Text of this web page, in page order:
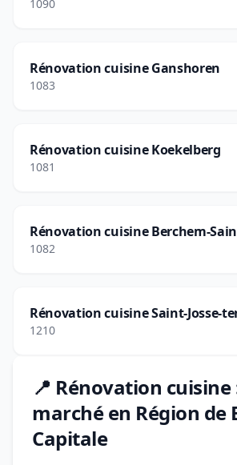
1090
Rénovation cuisine Ganshoren
1083
Rénovation cuisine Koekelberg
1081
Rénovation cuisine Berchem-
1082
Rénovation cuisine Saint-Josse-
1210
📍 Rénovation cuisine
marché en Région de
Capitale